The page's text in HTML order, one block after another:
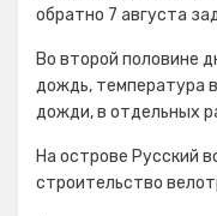
обратно 7 августа
Во второй половине
дождь, температура
дожди, в отдельных
На острове Русский
строительство